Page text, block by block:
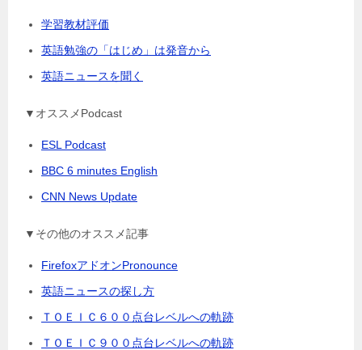
学習教材評価
英語勉強の「はじめ」は発音から
英語ニュースを聞く
▼オススメPodcast
ESL Podcast
BBC 6 minutes English
CNN News Update
▼その他のオススメ記事
FirefoxアドオンPronounce
英語ニュースの探し方
ＴＯＥＩＣ６００点台レベルへの軌跡
ＴＯＥＩＣ９００点台レベルへの軌跡